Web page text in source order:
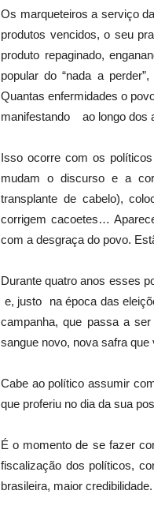
Os marqueteiros a serviço
produtos vencidos, o seu
produto repaginado,
popular do “nada a
Quantas enfermidades o
manifestando ao longo dos
Isso ocorre com os
mudam o discurso e a
transplante de cabelo),
corrigem cacoetes…
com a desgraça do povo.
Durante quatro anos esses
e, justo na época das
campanha, que passa a
sangue novo, nova safra
Cabe ao político assumir
que proferiu no dia da sua
É o momento de se fazer
fiscalização dos políticos,
brasileira, maior credibilidade.